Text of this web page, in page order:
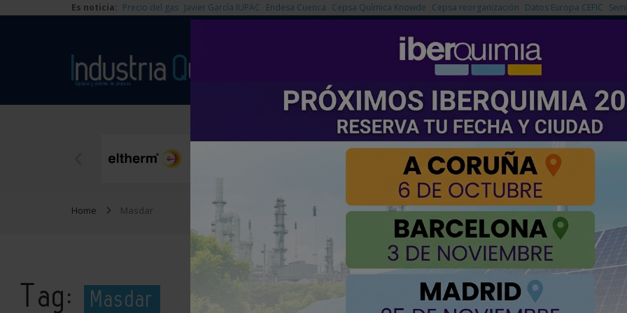
Es noticia: Precio del gas Javier García IUPAC Endesa Cuenca Cepsa Química Knowde Cepsa reorganización Datos Europa CEFIC
NOTICIAS PRODUCTOS
EMPRESAS PREMIUM
Home Masdar
Tag: Masdar